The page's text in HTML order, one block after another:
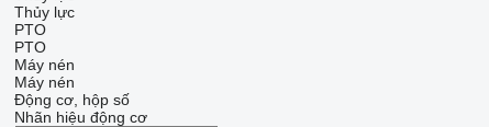
Thủy lực
PTO
PTO
Máy nén
Máy nén
Động cơ, hộp số
Nhãn hiệu động cơ